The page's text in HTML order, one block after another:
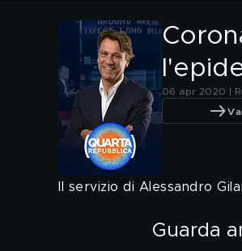
06 apr 2020 |
Il servizio di Alessandro
Guarda